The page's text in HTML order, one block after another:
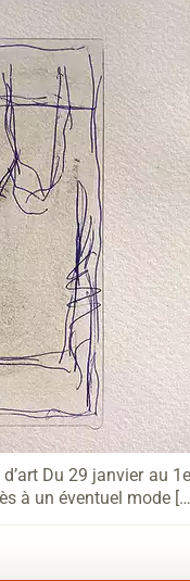
Du 29 janvier au
à un éventuel mode